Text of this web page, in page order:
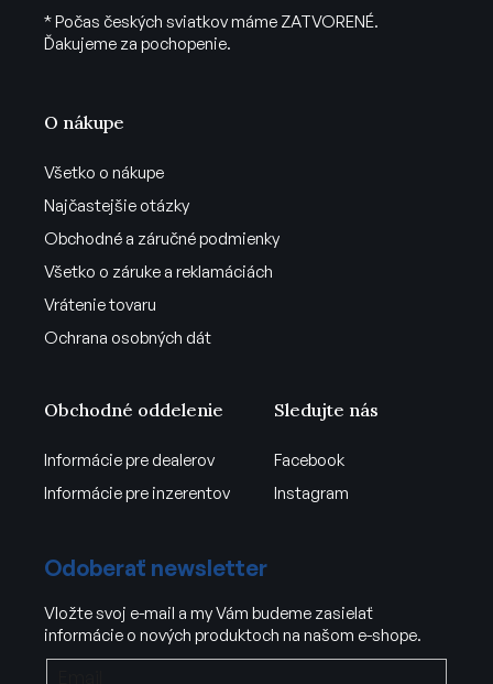
O nákupe
Všetko o nákupe
Najčastejšie otázky
Obchodné a záručné podmienky
Všetko o záruke a reklamáciách
Vrátenie tovaru
Ochrana osobných dát
* Počas českých sviatkov máme ZATVORENÉ.
Ďakujeme za pochopenie.
Obchodné oddelenie
Informácie pre dealerov
Informácie pre inzerentov
Sledujte nás
Facebook
Instagram
Odoberať newsletter
Vložte svoj e-mail a my Vám budeme zasielať
informácie o nových produktoch na našom e-shope.